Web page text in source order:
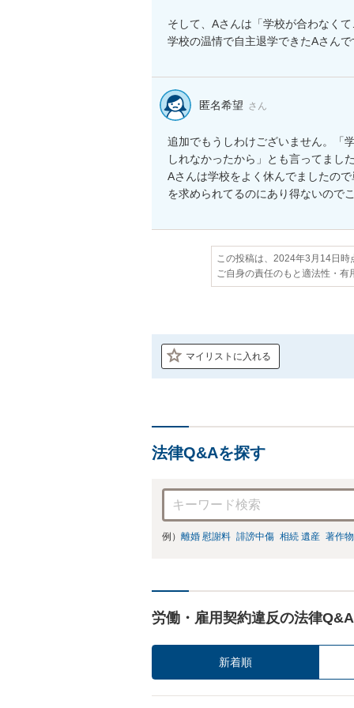
そして、Aさんは「学校が合わなく
匿名希望 さん
追加でもうしわけございません。「
しれなかったから」とも言ってまし
Aさんは学校をよく休んでましたの
を求められてるのにあり得ないので
この投稿は、2024年3月14日時
ご自身の責任のもと適法性・
マイリストに入れる
法律Q&Aを探す
例） 離婚 慰謝料 誹謗中傷 相続 遺産 著作
労働・雇用契約違反の法律Q&A
新着順